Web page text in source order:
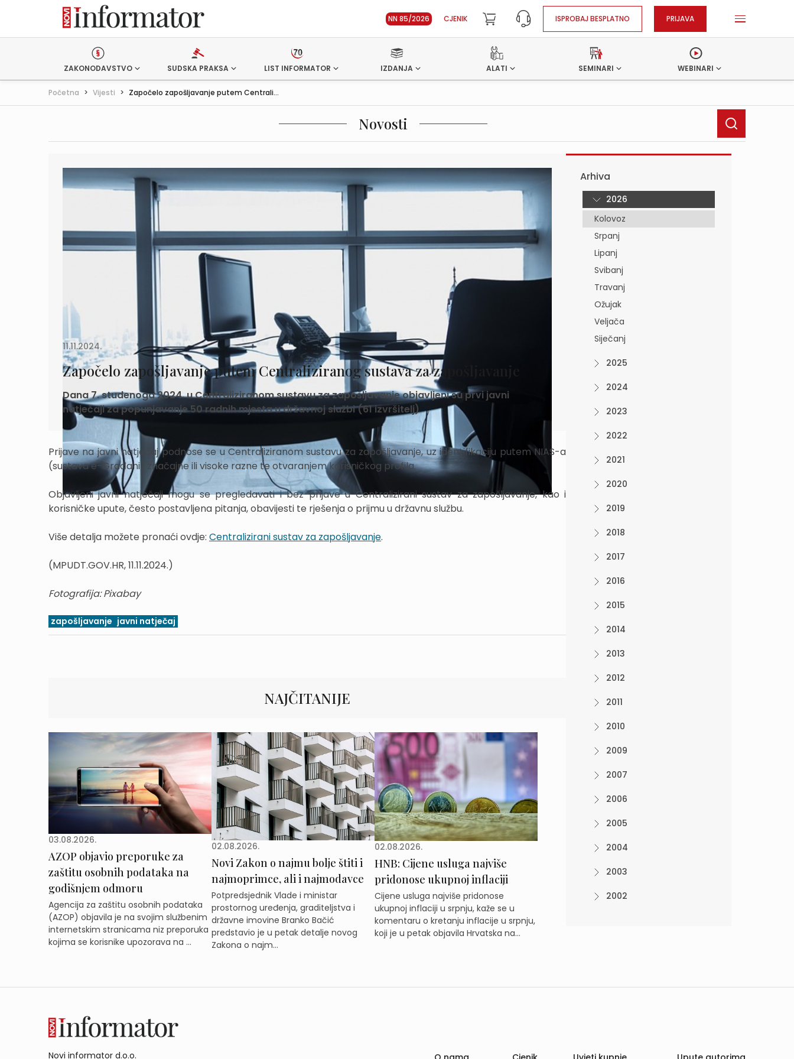
NN 85/2026 CJENIK ISPROBAJ BESPLATNO PRIJAVA
ZAKONODAVSTVO SUDSKA PRAKSA LIST INFORMATOR IZDANJA ALATI SEMINARI WEBINARI
Početna > Vijesti > Započelo zapošljavanje putem Centrali...
Novosti
11.11.2024.
Započelo zapošljavanje putem Centraliziranog sustava za zapošljavanje
Dana 7. studenoga 2024. u Centraliziranom sustavu za zapošljavanje objavljeni su prvi javni
natječaji za popunjavanje 50 radnih mjesta u državnoj službi (61 izvršitelj)
Prijave na javni natječaj podnose se u Centraliziranom sustavu za zapošljavanje, uz identifikaciju putem NIAS-a
(sustava e-Građani) značajne ili visoke razne te otvaranjem korisničkog profila.
Objavljeni javni natječaji mogu se pregledavati i bez prijave u Centralizirani sustav za zapošljavanje, kao i
korisničke upute, često postavljena pitanja, obavijesti te rješenja o prijmu u državnu službu.
Više detalja možete pronaći ovdje: Centralizirani sustav za zapošljavanje.
(MPUDT.GOV.HR, 11.11.2024.)
Fotografija: Pixabay
zapošljavanje javni natječaj
NAJČITANIJE
03.08.2026.
AZOP objavio preporuke za
zaštitu osobnih podataka na
godišnjem odmoru
Agencija za zaštitu osobnih podataka
(AZOP) objavila je na svojim službenim
internetskim stranicama niz preporuka
kojima se korisnike upozorava na ...
02.08.2026.
Novi Zakon o najmu bolje štiti i
najmoprimce, ali i najmodavce
Potpredsjednik Vlade i ministar
prostornog uređenja, graditeljstva i
državne imovine Branko Bačić
predstavio je u petak detalje novog
Zakona o najm...
02.08.2026.
HNB: Cijene usluga najviše
pridonose ukupnoj inflaciji
Cijene usluga najviše pridonose
ukupnoj inflaciji u srpnju, kaže se u
komentaru o kretanju inflacije u srpnju,
koji je u petak objavila Hrvatska na...
Arhiva
2026
Kolovoz
Srpanj
Lipanj
Svibanj
Travanj
Ožujak
Veljača
Siječanj
2025
2024
2023
2022
2021
2020
2019
2018
2017
2016
2015
2014
2013
2012
2011
2010
2009
2007
2006
2005
2004
2003
2002
Novi informator d.o.o.